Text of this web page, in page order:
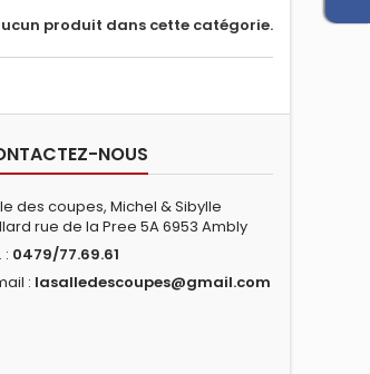
produit dans cette catégorie.
NOUS
des coupes, Michel & Sibylle
rue de la Pree 5A 6953 Ambly
: 0479/77.69.61
: lasalledescoupes@gmail.com